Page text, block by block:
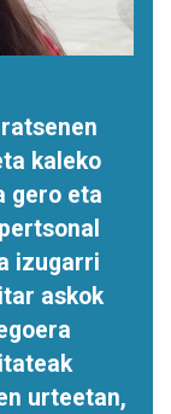
kaleko
gero eta
izugarri
askok
urteetan,